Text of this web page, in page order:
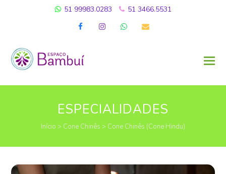
51 99983.0283 51 3466.5531
FacebookInstagramWhatsapp
Email
ESPECIALIDADES
Início > Cone Chinês > Cone Chinês (Cone Hindu)